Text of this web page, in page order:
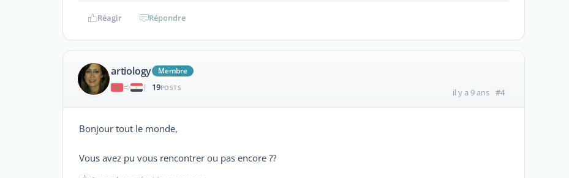
Réagir Répondre
artiology
Membre
|
19POSTS il y a 9 ans #4
Bonjour tout le monde,
Vous avez pu vous rencontrer ou pas encore ??